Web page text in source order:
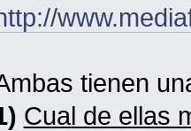
tienen
Cual de ellas